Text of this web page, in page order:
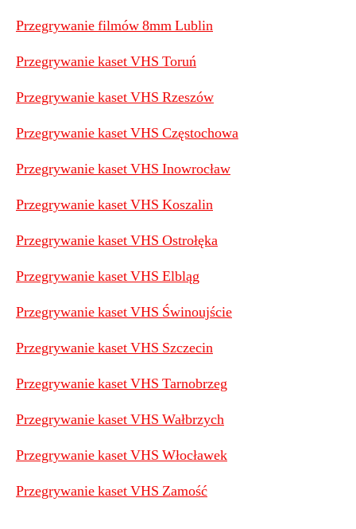
Przegrywanie filmów 8mm Lublin
Przegrywanie kaset VHS Toruń
Przegrywanie kaset VHS Rzeszów
Przegrywanie kaset VHS Częstochowa
Przegrywanie kaset VHS Inowrocław
Przegrywanie kaset VHS Koszalin
Przegrywanie kaset VHS Ostrołęka
Przegrywanie kaset VHS Elbląg
Przegrywanie kaset VHS Świnoujście
Przegrywanie kaset VHS Szczecin
Przegrywanie kaset VHS Tarnobrzeg
Przegrywanie kaset VHS Wałbrzych
Przegrywanie kaset VHS Włocławek
Przegrywanie kaset VHS Zamość